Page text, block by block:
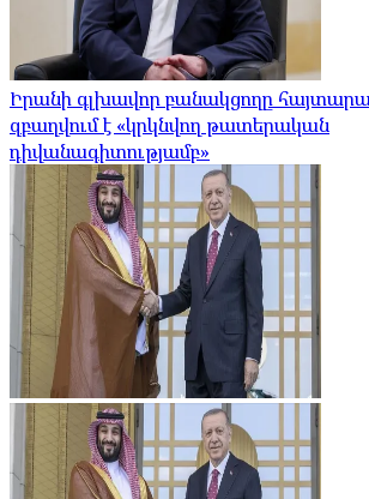
Իրանի գլխավոր բանակցողը
զբաղվում է «կրկնվող թատերական
դիվանագիտությամբ»